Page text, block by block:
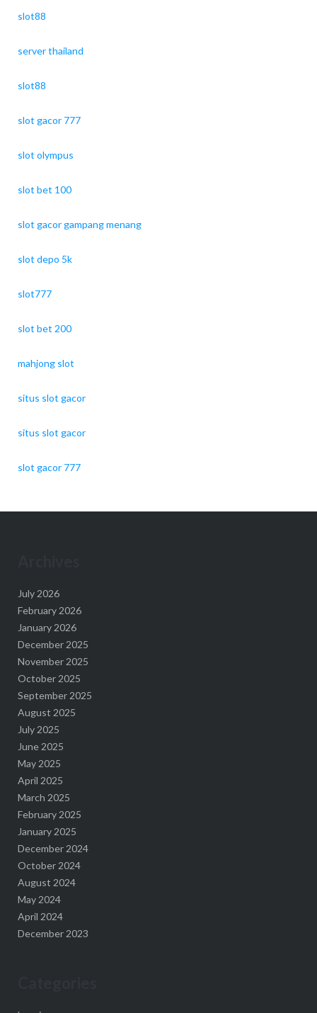
slot88
server thailand
slot88
slot gacor 777
slot olympus
slot bet 100
slot gacor gampang menang
slot depo 5k
slot777
slot bet 200
mahjong slot
situs slot gacor
situs slot gacor
slot gacor 777
July 2026
February 2026
January 2026
December 2025
November 2025
October 2025
September 2025
August 2025
July 2025
June 2025
May 2025
April 2025
March 2025
February 2025
January 2025
December 2024
October 2024
August 2024
May 2024
April 2024
December 2023